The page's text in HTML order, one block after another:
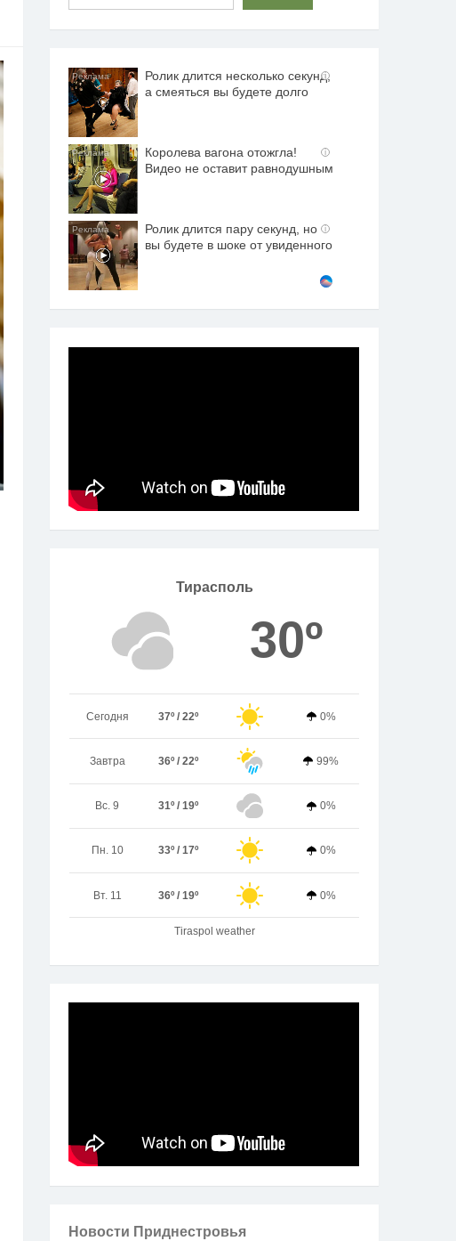
i
Ролик длится несколько секунд,
а смеяться вы будете долго
i
Королева вагона отожгла!
Видео не оставит равнодушным
i
Ролик длится пару секунд, но
вы будете в шоке от увиденного
Тирасполь
30º
Сегодня 37º / 22º 0%
Завтра 36º / 22º 99%
Вс. 9 31º / 19º 0%
Пн. 10 33º / 17º 0%
Вт. 11 36º / 19º 0%
Tiraspol weather
Новости Приднестровья